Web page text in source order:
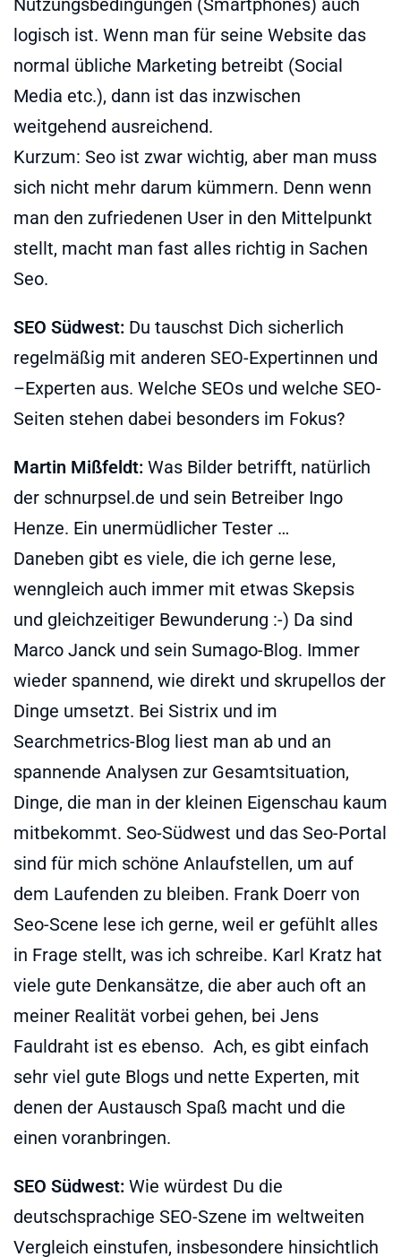
logisch ist. Wenn man für seine Website das
normal übliche Marketing betreibt (Social
Media etc.), dann ist das inzwischen
weitgehend ausreichend.
Kurzum: Seo ist zwar wichtig, aber man muss
sich nicht mehr darum kümmern. Denn wenn
man den zufriedenen User in den Mittelpunkt
stellt, macht man fast alles richtig in Sachen
Seo.
SEO Südwest: Du tauschst Dich sicherlich
regelmäßig mit anderen SEO-Expertinnen und
–Experten aus. Welche SEOs und welche SEO-
Seiten stehen dabei besonders im Fokus?
Martin Mißfeldt: Was Bilder betrifft, natürlich
der schnurpsel.de und sein Betreiber Ingo
Henze. Ein unermüdlicher Tester …
Daneben gibt es viele, die ich gerne lese,
wenngleich auch immer mit etwas Skepsis
und gleichzeitiger Bewunderung :-) Da sind
Marco Janck und sein Sumago-Blog. Immer
wieder spannend, wie direkt und skrupellos der
Dinge umsetzt. Bei Sistrix und im
Searchmetrics-Blog liest man ab und an
spannende Analysen zur Gesamtsituation,
Dinge, die man in der kleinen Eigenschau kaum
mitbekommt. Seo-Südwest und das Seo-Portal
sind für mich schöne Anlaufstellen, um auf
dem Laufenden zu bleiben. Frank Doerr von
Seo-Scene lese ich gerne, weil er gefühlt alles
in Frage stellt, was ich schreibe. Karl Kratz hat
viele gute Denkansätze, die aber auch oft an
meiner Realität vorbei gehen, bei Jens
Fauldraht ist es ebenso. Ach, es gibt einfach
sehr viel gute Blogs und nette Experten, mit
denen der Austausch Spaß macht und die
einen voranbringen.
SEO Südwest: Wie würdest Du die
deutschsprachige SEO-Szene im weltweiten
Vergleich einstufen, insbesondere hinsichtlich